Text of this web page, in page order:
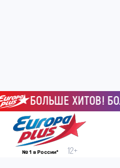
БОЛЬШЕ ХИТОВ!
№ 1 в России*